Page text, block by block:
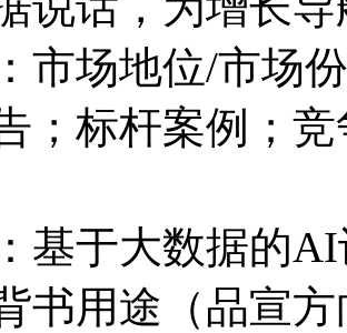
市场地位/市场
；标杆案例；
基于大数据的
书用途（品宣